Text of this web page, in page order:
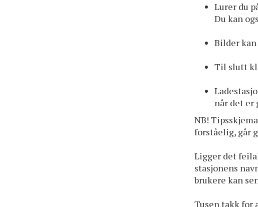
Lurer du
Du kan
Bilder
Til slutt
når det er
NB!
forståelig, går
Ligger det
stasjonens
brukere kan
Tusen takk for